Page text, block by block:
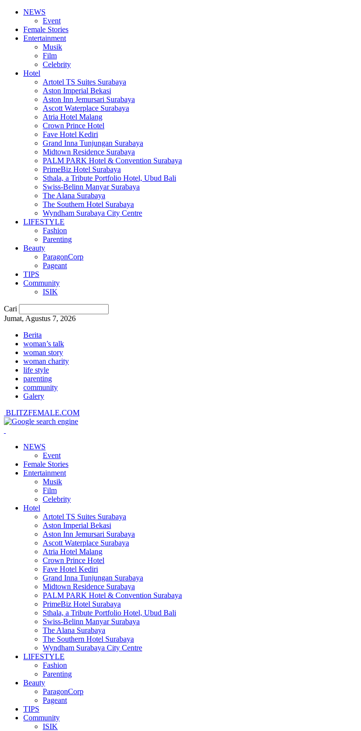
NEWS
Event
Female Stories
Entertainment
Musik
Film
Celebrity
Hotel
Artotel TS Suites Surabaya
Aston Imperial Bekasi
Aston Inn Jemursari Surabaya
Ascott Waterplace Surabaya
Atria Hotel Malang
Crown Prince Hotel
Fave Hotel Kediri
Grand Inna Tunjungan Surabaya
Midtown Residence Surabaya
PALM PARK Hotel & Convention Surabaya
PrimeBiz Hotel Surabaya
Sthala, a Tribute Portfolio Hotel, Ubud Bali
Swiss-Belinn Manyar Surabaya
The Alana Surabaya
The Southern Hotel Surabaya
Wyndham Surabaya City Centre
LIFESTYLE
Fashion
Parenting
Beauty
ParagonCorp
Pageant
TIPS
Community
ISIK
Cari
Jumat, Agustus 7, 2026
Berita
woman’s talk
woman story
woman charity
life style
parenting
community
Galery
BLITZFEMALE.COM
NEWS
Event
Female Stories
Entertainment
Musik
Film
Celebrity
Hotel
Artotel TS Suites Surabaya
Aston Imperial Bekasi
Aston Inn Jemursari Surabaya
Ascott Waterplace Surabaya
Atria Hotel Malang
Crown Prince Hotel
Fave Hotel Kediri
Grand Inna Tunjungan Surabaya
Midtown Residence Surabaya
PALM PARK Hotel & Convention Surabaya
PrimeBiz Hotel Surabaya
Sthala, a Tribute Portfolio Hotel, Ubud Bali
Swiss-Belinn Manyar Surabaya
The Alana Surabaya
The Southern Hotel Surabaya
Wyndham Surabaya City Centre
LIFESTYLE
Fashion
Parenting
Beauty
ParagonCorp
Pageant
TIPS
Community
ISIK